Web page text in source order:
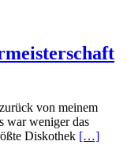
von meinem
war weniger das
Diskothek […]